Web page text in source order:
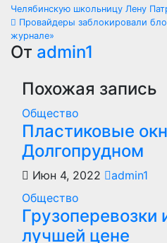
Навигация
по
записям
Челябинскую школьницу Лену
Провайдеры заблокировали
журнале»
От admin1
Похожая запись
Общество
Пластиковые
Долгопрудном
Июн 4, 2022
admin1
Общество
Грузоперевозки
лучшей цене